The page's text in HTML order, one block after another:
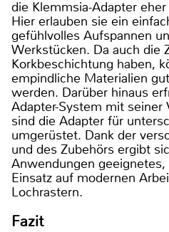
die Klemmsia-Adapter
Hier erlauben sie ein
gefühlvolles Aufspannen
Werkstücken. Da auch die
Korkbeschichtung haben,
empindliche Materialien
werden. Darüber hinaus
Adapter-System mit seiner
sind die Adapter für
umgerüstet. Dank der
und des Zubehörs ergibt
Anwendungen
Einsatz auf modernen
Lochrastern.
Fazit